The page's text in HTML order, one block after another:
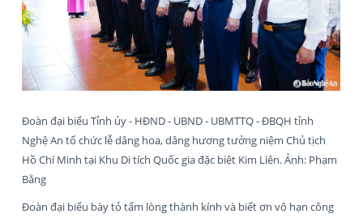
Đoàn đại biểu Tỉnh ủy - HĐND - UBND - UBMTTQ - ĐBQH tỉnh
Nghệ An tổ chức lễ dâng hoa, dâng hương tưởng niệm Chủ tịch
Hồ Chí Minh tại Khu Di tích Quốc gia đặc biệt Kim Liên. Ảnh: Phạm
Bằng
Đoàn đại biểu bày tỏ tấm lòng thành kính và biết ơn vô hạn công